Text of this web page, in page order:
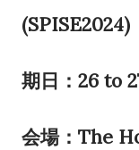
(SPISE2024)
期日：26 to
会場：The